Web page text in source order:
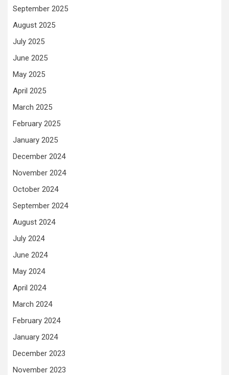
September 2025
August 2025
July 2025
June 2025
May 2025
April 2025
March 2025
February 2025
January 2025
December 2024
November 2024
October 2024
September 2024
August 2024
July 2024
June 2024
May 2024
April 2024
March 2024
February 2024
January 2024
December 2023
November 2023